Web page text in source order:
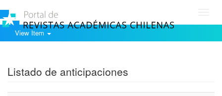
View Item
Listado de anticipaciones